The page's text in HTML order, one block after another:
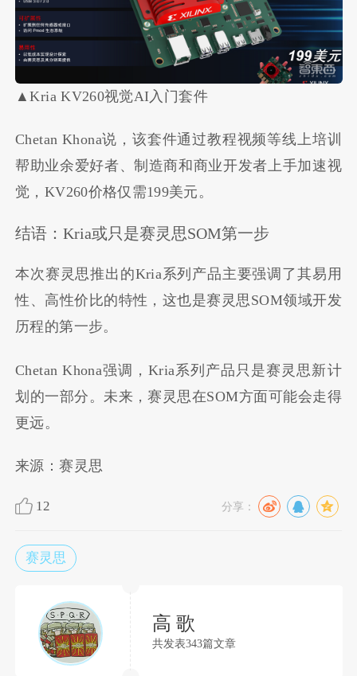
▲Kria KV260视觉AI入门套件
Chetan Khona说，该套件通过教程视频等线上培训
帮助业余爱好者、制造商和商业开发者上手加速视
觉，KV260价格仅需199美元。
结语：Kria或只是赛灵思SOM第一步
本次赛灵思推出的Kria系列产品主要强调了其易用
性、高性价比的特性，这也是赛灵思SOM领域开发
历程的第一步。
Chetan Khona强调，Kria系列产品只是赛灵思新计
划的一部分。未来，赛灵思在SOM方面可能会走得
更远。
来源：赛灵思
12 分享：
赛灵思
高 歌
共发表343篇文章